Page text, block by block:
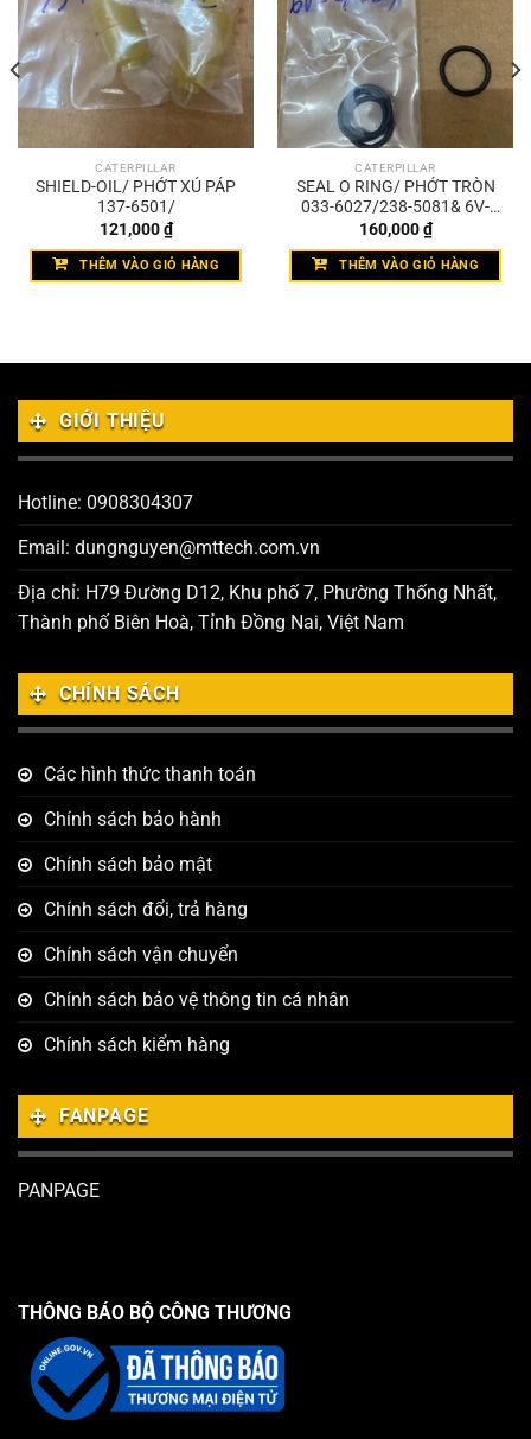
CATERPILLAR
SHIELD-OIL/ PHỚT XÚ PÁP
137-6501/
121,000₫
THÊM VÀO GIỎ HÀNG
CATERPILLAR
SEAL O RING/ PHỚT TRÒN
033-6027/238-5081& 6V-
4589
160,000₫
THÊM VÀO GIỎ HÀNG
GIỚI THIỆU
Hotline: 0908304307
Email: dungnguyen@mttech.com.vn
Địa chỉ: H79 Đường D12, Khu phố 7, Phường Thống Nhất,
Thành phố Biên Hoà, Tỉnh Đồng Nai, Việt Nam
CHÍNH SÁCH
Các hình thức thanh toán
Chính sách bảo hành
Chính sách bảo mật
Chính sách đổi, trả hàng
Chính sách vận chuyển
Chính sách bảo vệ thông tin cá nhân
Chính sách kiểm hàng
FANPAGE
PANPAGE
THÔNG BÁO BỘ CÔNG THƯƠNG